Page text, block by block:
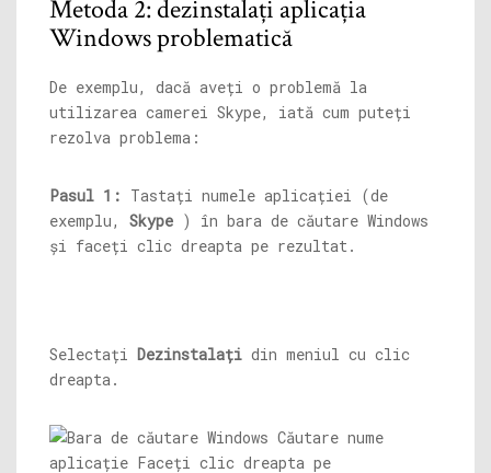
Metoda 2: dezinstalați aplicația
Windows problematică
De exemplu, dacă aveți o problemă la
utilizarea camerei Skype, iată cum puteți
rezolva problema:
Pasul 1: Tastați numele aplicației (de
exemplu, Skype ) în bara de căutare Windows
și faceți clic dreapta pe rezultat.
Selectați Dezinstalați din meniul cu clic
dreapta.